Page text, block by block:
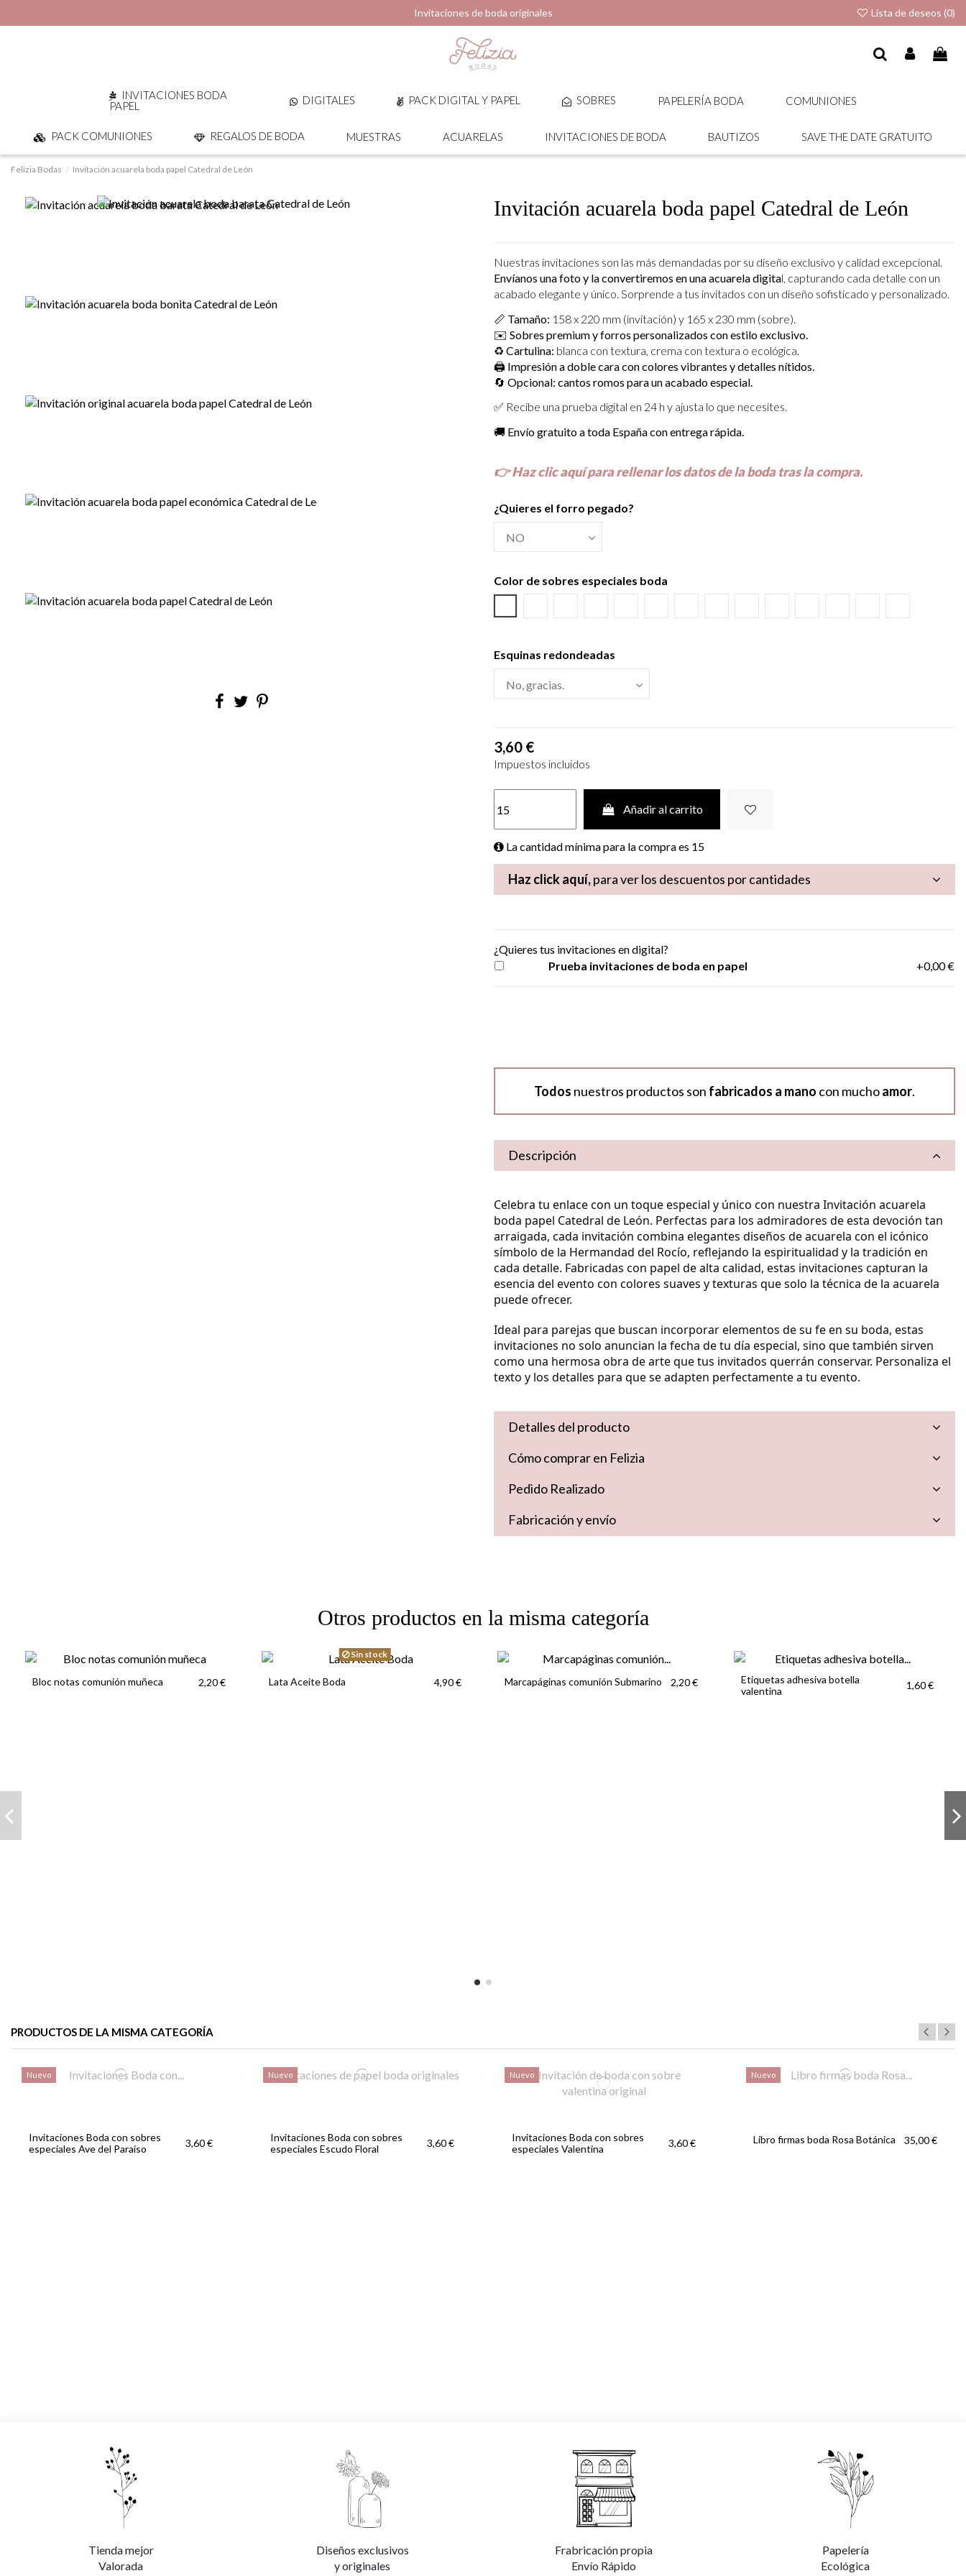
Invitaciones de boda originales Lista de deseos (0)
INVITACIONES BODA
PAPEL
DIGITALES PACK DIGITAL Y PAPEL SOBRES PAPELERÍA BODA COMUNIONES
PACK COMUNIONES REGALOS DE BODA MUESTRAS ACUARELAS INVITACIONES DE BODA BAUTIZOS SAVE THE DATE GRATUITO
Felizia Bodas Invitación acuarela boda papel Catedral de León
Invitación acuarela boda papel Catedral de León
Nuestras invitaciones son las más demandadas por su diseño exclusivo y calidad excepcional.
Envíanos una foto y la convertiremos en una acuarela digital, capturando cada detalle con un
acabado elegante y único. Sorprende a tus invitados con un diseño sofisticado y personalizado.
📏 Tamaño: 158 x 220 mm (invitación) y 165 x 230 mm (sobre).
✉️ Sobres premium y forros personalizados con estilo exclusivo.
♻️ Cartulina: blanca con textura, crema con textura o ecológica.
🖨️ Impresión a doble cara con colores vibrantes y detalles nítidos.
🔄 Opcional: cantos romos para un acabado especial.
✅ Recibe una prueba digital en 24 h y ajusta lo que necesites.
🚚 Envío gratuito a toda España con entrega rápida.
👉Haz clic aquí para rellenar los datos de la boda tras la compra.
¿Quieres el forro pegado?
Color de sobres especiales boda
Esquinas redondeadas
3,60 €
Impuestos incluidos
Añadir al carrito
La cantidad mínima para la compra es 15
Haz click aquí,para ver los descuentos por cantidades
¿Quieres tus invitaciones en digital?
Prueba invitaciones de boda en papel
+0,00 €
Todos nuestros productos son fabricados a mano con muchoamor.
Descripción
Celebra tu enlace con un toque especial y único con nuestra Invitación acuarela
boda papel Catedral de León. Perfectas para los admiradores de esta devoción tan
arraigada, cada invitación combina elegantes diseños de acuarela con el icónico
símbolo de la Hermandad del Rocío, reflejando la espiritualidad y la tradición en
cada detalle. Fabricadas con papel de alta calidad, estas invitaciones capturan la
esencia del evento con colores suaves y texturas que solo la técnica de la acuarela
puede ofrecer.
Ideal para parejas que buscan incorporar elementos de su fe en su boda, estas
invitaciones no solo anuncian la fecha de tu día especial, sino que también sirven
como una hermosa obra de arte que tus invitados querrán conservar. Personaliza el
texto y los detalles para que se adapten perfectamente a tu evento.
Detalles del producto
Cómo comprar en Felizia
Pedido Realizado
Fabricación y envío
Otros productos en la misma categoría
Bloc notas comunión muñeca 2,20 €
Sin stock
Lata Aceite Boda 4,90 € Marcapáginas comunión Submarino 2,20 €
Etiquetas adhesiva botella
valentina
1,60 €
PRODUCTOS DE LA MISMA CATEGORÍA
Nuevo
Invitaciones Boda con sobres
especiales Ave del Paraíso
3,60 €
Nuevo
Invitaciones Boda con sobres
especiales Escudo Floral
3,60 €
Nuevo
Invitaciones Boda con sobres
especiales Valentina
3,60 €
Nuevo
Libro firmas boda Rosa Botánica 35,00 €
Tienda mejor
Valorada
Diseños exclusivos
y originales
Frabricación propia
Envío Rápido
Papelería
Ecológica